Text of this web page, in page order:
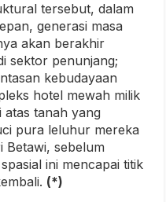
tersebut, dalam
generasi masa
akan berakhir
sektor penunjang;
kebudayaan
hotel mewah milik
atas tanah yang
pura leluhur mereka
Betawi, sebelum
ini mencapai titik
(*)